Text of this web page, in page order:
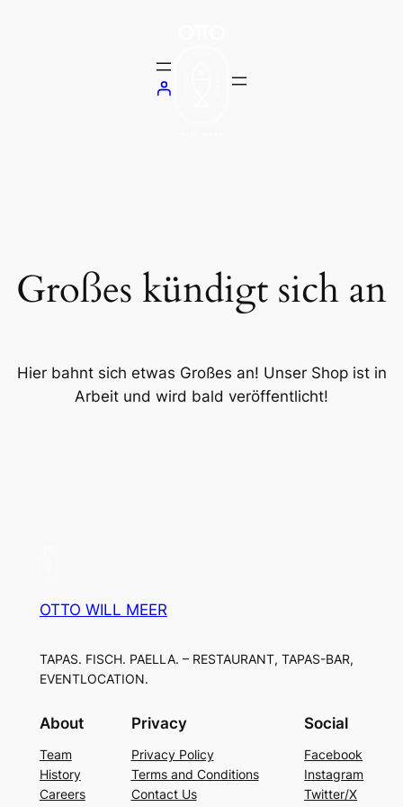
Großes kündigt sich an
Hier bahnt sich etwas Großes an! Unser Shop ist in
Arbeit und wird bald veröffentlicht!
OTTO WILL MEER
TAPAS. FISCH. PAELLA. – RESTAURANT, TAPAS-BAR,
EVENTLOCATION.
About
Team
History
Careers
Privacy
Privacy Policy
Terms and Conditions
Contact Us
Social
Facebook
Instagram
Twitter/X